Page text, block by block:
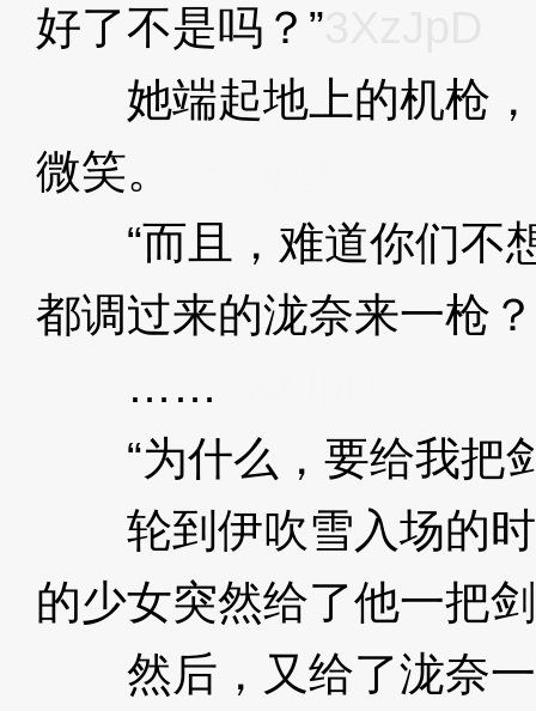
好了不是吗？”
她端起地上的机枪，
微笑。
“而且，难道你们不
都调过来的泷奈来一枪
……
“为什么，要给我把
轮到伊吹雪入场的时
的少女突然给了他一把
然后，又给了泷奈一